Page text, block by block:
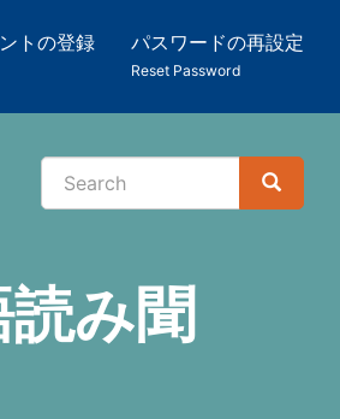
トの登録 パスワードの再設定
Reset Password
検
Search
Search
み聞